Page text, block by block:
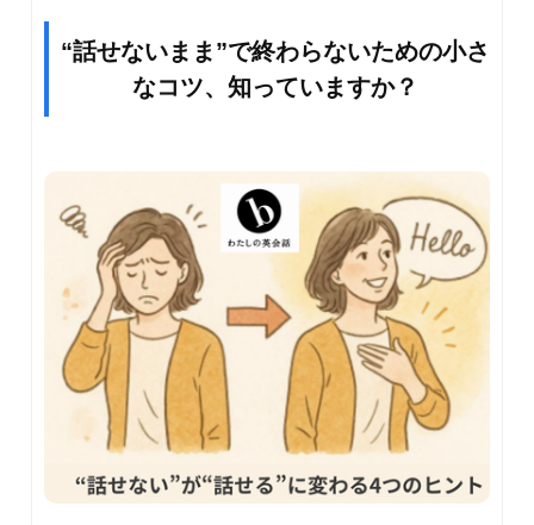
“話せないまま”で終わらないための小さ
なコツ、知っていますか？